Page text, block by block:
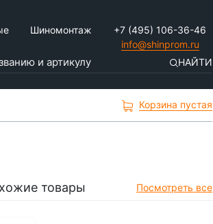
Шиномонтаж
+7 (495) 106-36-46
info@shinprom.ru
НАЙТИ
Корзина пустая
товары Посмотреть все